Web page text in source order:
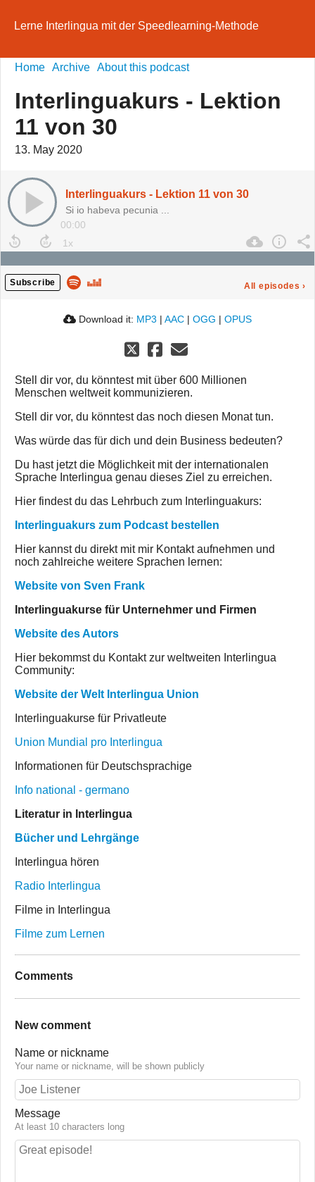
Lerne Interlingua mit der Speedlearning-Methode
Home Archive About this podcast
Interlinguakurs - Lektion
11 von 30
13. May 2020
Interlinguakurs - Lektion 11 von 30
Si io habeva pecunia ...
00:00
Subscribe All episodes ›
Download it: MP3 | AAC | OGG | OPUS
Stell dir vor, du könntest mit über 600 Millionen
Menschen weltweit kommunizieren.
Stell dir vor, du könntest das noch diesen Monat tun.
Was würde das für dich und dein Business bedeuten?
Du hast jetzt die Möglichkeit mit der internationalen
Sprache Interlingua genau dieses Ziel zu erreichen.
Hier findest du das Lehrbuch zum Interlinguakurs:
Interlinguakurs zum Podcast bestellen
Hier kannst du direkt mit mir Kontakt aufnehmen und
noch zahlreiche weitere Sprachen lernen:
Website von Sven Frank
Interlinguakurse für Unternehmer und Firmen
Website des Autors
Hier bekommst du Kontakt zur weltweiten Interlingua
Community:
Website der Welt Interlingua Union
Interlinguakurse für Privatleute
Union Mundial pro Interlingua
Informationen für Deutschsprachige
Info national - germano
Literatur in Interlingua
Bücher und Lehrgänge
Interlingua hören
Radio Interlingua
Filme in Interlingua
Filme zum Lernen
Comments
New comment
Name or nickname
Your name or nickname, will be shown publicly
Message
At least 10 characters long